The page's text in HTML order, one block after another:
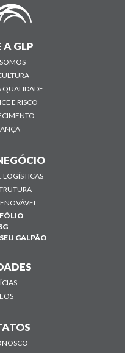
A GLP
QUALIDADE
E RISCO
LOGÍSTICAS
GALPÃO